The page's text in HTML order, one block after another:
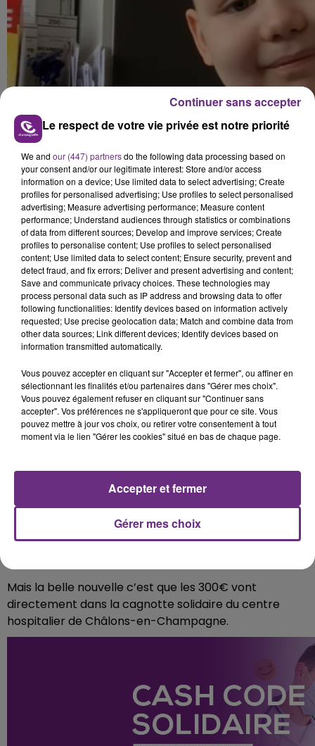
9h35 :
Dommage pour Marjolaine de Sommesous dans la
Marne qui n’a pas répondu à l’appel du CASH CODE de
ce matin.
Mais la belle nouvelle c’est que les 300€ vont
directement dans la cagnotte solidaire du centre
hospitalier de Châlons-en-Champagne.
Le respect de votre vie privée est notre priorité
We and our (447) partnersdo the following data processing based on
your consent and/or our legitimate interest: Store and/or access
information on a device; Use limited data to select advertising; Create
profiles for personalised advertising; Use profiles to select personalised
advertising; Measure advertising performance; Measure content
performance; Understand audiences through statistics or combinations
of data from different sources; Develop and improve services; Create
profiles to personalise content; Use profiles to select personalised
content; Use limited data to select content; Ensure security, prevent and
detect fraud, and fix errors; Deliver and present advertising and content;
Save and communicate privacy choices. These technologies may
process personal data such as IP address and browsing data to offer
following functionalities: Identify devices based on information actively
requested; Use precise geolocation data; Match and combine data from
other data sources; Link different devices; Identify devices based on
information transmitted automatically.
Vous pouvez accepter en cliquant sur "Accepter et fermer", ou affiner en
sélectionnant les finalités et/ou partenaires dans "Gérer mes choix".
Vous pouvez également refuser en cliquant sur "Continuer sans
accepter". Vos préférences ne s'appliqueront que pour ce site. Vous
pouvez mettre à jour vos choix, ou retirer votre consentement à tout
moment via le lien "Gérer les cookies" situé en bas de chaque page.
Gérer mes choix
Accepter et fermer
Continuer sans accepter